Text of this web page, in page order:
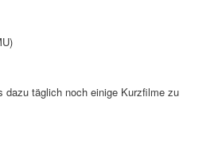
dazu täglich noch einige Kurzfilme zu